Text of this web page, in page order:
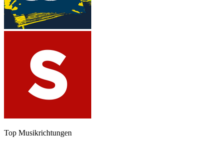
Top Musikrichtungen